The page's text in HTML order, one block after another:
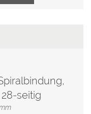
seitig